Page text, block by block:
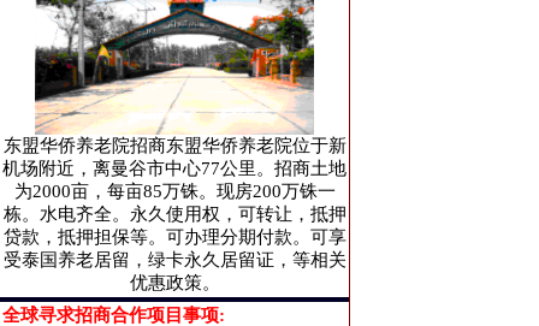
东盟华侨养老院招商东盟华侨养老院位于新
机场附近，离曼谷市中心77公里。招商土地
为2000亩，每亩85万铢。现房200万铢一
栋。水电齐全。永久使用权，可转让，抵押
贷款，抵押担保等。可办理分期付款。可享
受泰国养老居留，绿卡永久居留证，等相关
优惠政策。
全球寻求招商合作项目事项: